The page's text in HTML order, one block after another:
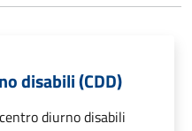
disabili (CDD)
diurno disabili